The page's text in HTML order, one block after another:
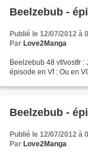
Beelzebub -
Publié le 12/07/2012 à
Par Love2Manga
Beelzebub 48 vf/vostfr
épisode en Vf : Ou en
Beelzebub -
Publié le 12/07/2012 à
Par Love2Manga